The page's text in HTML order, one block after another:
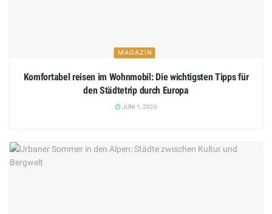
MAGAZIN
Komfortabel reisen im Wohnmobil: Die wichtigsten Tipps für
den Städtetrip durch Europa
JUNI 1, 2026